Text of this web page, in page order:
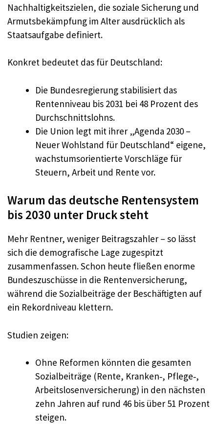
Nachhaltigkeitszielen, die soziale Sicherung und
Armutsbekämpfung im Alter ausdrücklich als
Staatsaufgabe definiert.
Konkret bedeutet das für Deutschland:
Die Bundesregierung stabilisiert das
Rentenniveau bis 2031 bei 48 Prozent des
Durchschnittslohns.
Die Union legt mit ihrer „Agenda 2030 –
Neuer Wohlstand für Deutschland“ eigene,
wachstumsorientierte Vorschläge für
Steuern, Arbeit und Rente vor.
Warum das deutsche Rentensystem
bis 2030 unter Druck steht
Mehr Rentner, weniger Beitragszahler – so lässt
sich die demografische Lage zugespitzt
zusammenfassen. Schon heute fließen enorme
Bundeszuschüsse in die Rentenversicherung,
während die Sozialbeiträge der Beschäftigten auf
ein Rekordniveau klettern.
Studien zeigen:
Ohne Reformen könnten die gesamten
Sozialbeiträge (Rente, Kranken‑, Pflege‑,
Arbeitslosenversicherung) in den nächsten
zehn Jahren auf rund 46 bis über 51 Prozent
steigen.